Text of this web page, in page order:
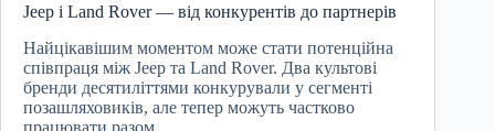
Jeep і Land Rover — від конкурентів до партнерів
Найцікавішим моментом може стати потенційна
співпраця між Jeep та Land Rover. Два культові
бренди десятиліттями конкурували у сегменті
позашляховиків, але тепер можуть частково
працювати разом.